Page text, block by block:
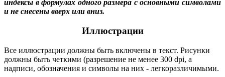
индексы в формулах одного размера с основными символами
и не снесены вверх или вниз.
Иллюстрации
Все иллюстрации должны быть включены в текст. Рисунки
должны быть четкими (разрешение не менее 300 dpi, а
надписи, обозначения и символы на них - легкоразличимыми.